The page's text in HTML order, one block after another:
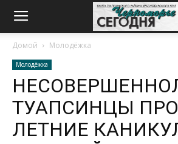
Домой Молодёжка
Молодёжка
ТУАПСИНЦЫ
ЛЕТНИЕ